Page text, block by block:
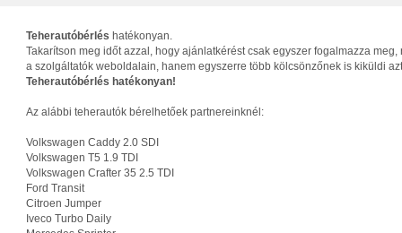
Teherautóbérlés hatékonyan.
Takarítson meg időt azzal, hogy ajánlatkérést csak egyszer fogalmazza
a szolgáltatók weboldalain, hanem egyszerre több kölcsönzőnek is kiküldi
Teherautóbérlés hatékonyan!
Az alábbi teherautók bérelhetőek partnereinknél:
Volkswagen Caddy 2.0 SDI
Volkswagen T5 1.9 TDI
Volkswagen Crafter 35 2.5 TDI
Ford Transit
Citroen Jumper
Iveco Turbo Daily